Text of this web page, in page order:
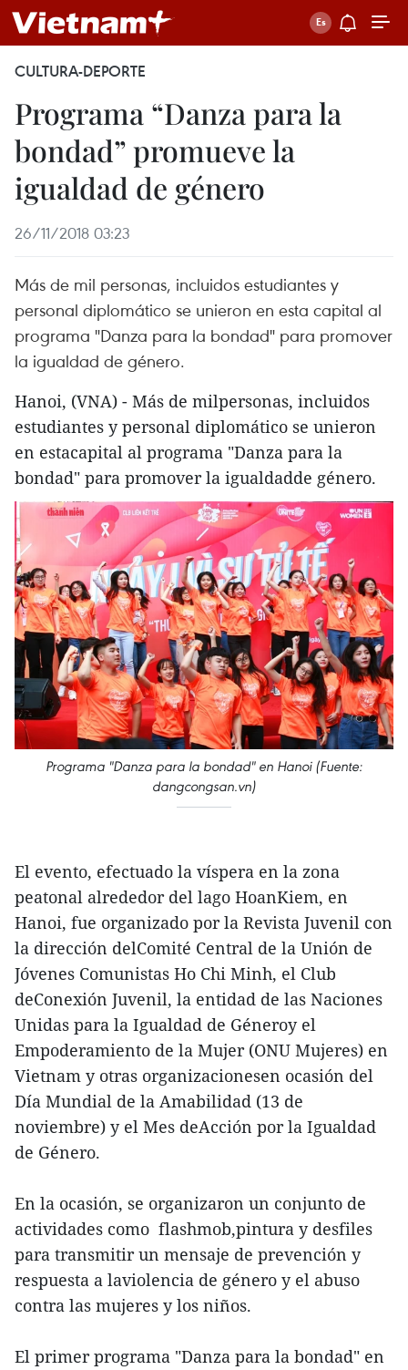
CULTURA-DEPORTE
Programa “Danza para la
bondad” promueve la
igualdad de género
26/11/2018 03:23
Más de mil personas, incluidos estudiantes y
personal diplomático se unieron en esta capital al
programa "Danza para la bondad" para promover
la igualdad de género.
Hanoi, (VNA) - Más de milpersonas, incluidos
estudiantes y personal diplomático se unieron
en estacapital al programa "Danza para la
bondad" para promover la igualdadde género.
Programa "Danza para la bondad" en Hanoi (Fuente:
dangcongsan.vn)
El evento, efectuado la víspera en la zona
peatonal alrededor del lago HoanKiem, en
Hanoi, fue organizado por la Revista Juvenil con
la dirección delComité Central de la Unión de
Jóvenes Comunistas Ho Chi Minh, el Club
deConexión Juvenil, la entidad de las Naciones
Unidas para la Igualdad de Géneroy el
Empoderamiento de la Mujer (ONU Mujeres) en
Vietnam y otras organizacionesen ocasión del
Día Mundial de la Amabilidad (13 de
noviembre) y el Mes deAcción por la Igualdad
de Género.
En la ocasión, se organizaron un conjunto de
actividades como flashmob,pintura y desfiles
para transmitir un mensaje de prevención y
respuesta a laviolencia de género y el abuso
contra las mujeres y los niños.
El primer programa "Danza para la bondad" en